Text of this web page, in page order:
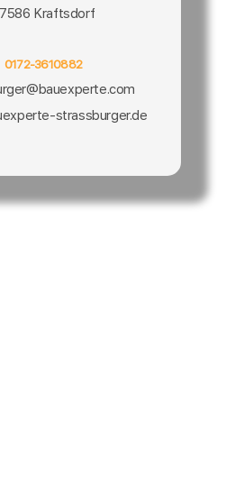
Kraftsdorf
0172-3610882
strassburger.de